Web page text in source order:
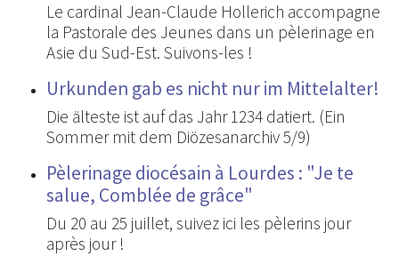
Le cardinal Jean-Claude Hollerich accompagne
la Pastorale des Jeunes dans un pèlerinage en
Asie du Sud-Est. Suivons-les !
Urkunden gab es nicht nur im Mittelalter!
Die älteste ist auf das Jahr 1234 datiert. (Ein
Sommer mit dem Diözesanarchiv 5/9)
Pèlerinage diocésain à Lourdes : "Je te
salue, Comblée de grâce"
Du 20 au 25 juillet, suivez ici les pèlerins jour
après jour !